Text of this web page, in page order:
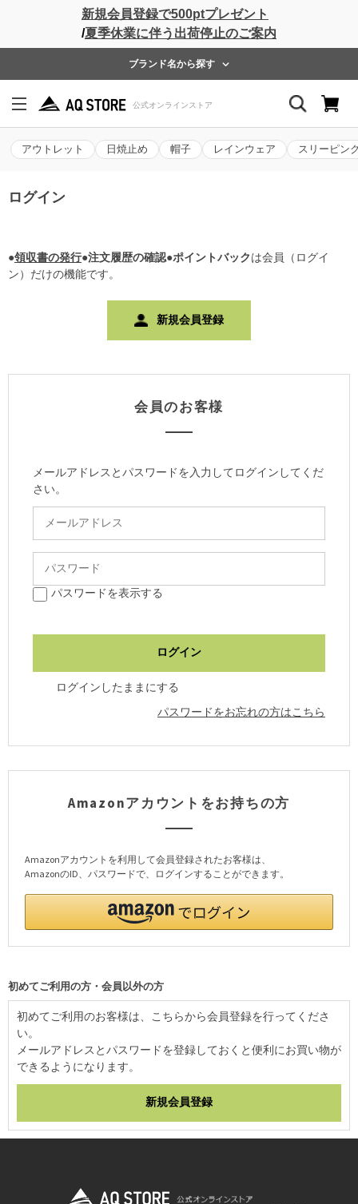
新規会員登録で500ptプレゼント
/夏季休業に伴う出荷停止のご案内
ブランド名から探す
アウトレット 日焼止め 帽子 レインウェア スリーピン
ログイン
●領収書の発行●注文履歴の確認●ポイントバックは会員（ログイ
ン）だけの機能です。
新規会員登録
会員のお客様
メールアドレスとパスワードを入力してログインしてくだ
さい。
パスワードを表示する
ログインしたままにする
パスワードをお忘れの方はこちら
Amazonアカウントをお持ちの方
Amazonアカウントを利用して会員登録されたお客様は、
AmazonのID、パスワードで、ログインすることができます。
初めてご利用の方・会員以外の方
初めてご利用のお客様は、こちらから会員登録を行ってくださ
い。
メールアドレスとパスワードを登録しておくと便利にお買い物が
できるようになります。